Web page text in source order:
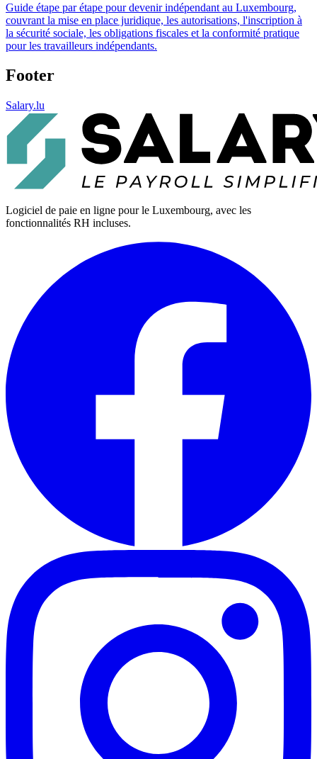
Guide étape par étape pour devenir indépendant au Luxembourg,
couvrant la mise en place juridique, les autorisations, l'inscription à
la sécurité sociale, les obligations fiscales et la conformité pratique
pour les travailleurs indépendants.
Footer
Salary.lu
Logiciel de paie en ligne pour le Luxembourg, avec les
fonctionnalités RH incluses.